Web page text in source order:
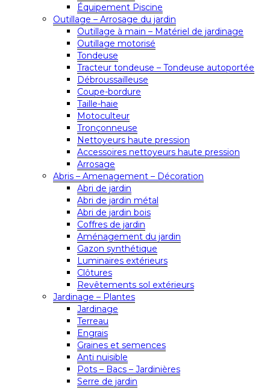
Équipement Piscine
Outillage – Arrosage du jardin
Outillage à main – Matériel de jardinage
Outillage motorisé
Tondeuse
Tracteur tondeuse – Tondeuse autoportée
Débroussailleuse
Coupe-bordure
Taille-haie
Motoculteur
Tronçonneuse
Nettoyeurs haute pression
Accessoires nettoyeurs haute pression
Arrosage
Abris – Amenagement – Décoration
Abri de jardin
Abri de jardin métal
Abri de jardin bois
Coffres de jardin
Aménagement du jardin
Gazon synthétique
Luminaires extérieurs
Clôtures
Revêtements sol extérieurs
Jardinage – Plantes
Jardinage
Terreau
Engrais
Graines et semences
Anti nuisible
Pots – Bacs – Jardinières
Serre de jardin